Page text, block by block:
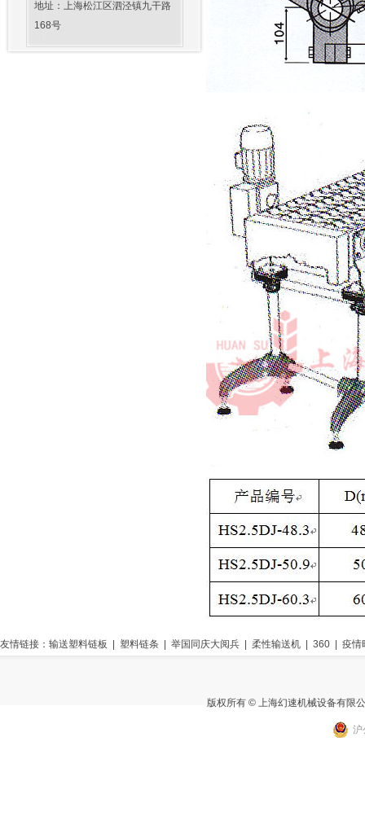
地址：上海松江区泗泾镇九干路
168号
友情链接： 输送塑料链板 塑料链条 举国同庆大阅兵 柔性输送机 360 疫情
版权所有 © 上海幻速机械设备有限
沪